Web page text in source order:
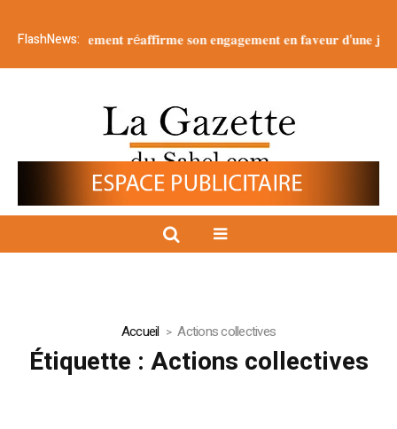
FlashNews:
g𝐨𝐮𝐯𝐞𝐫𝐧𝐞𝐦𝐞𝐧𝐭 𝐫é𝐚𝐟𝐟𝐢𝐫𝐦𝐞 𝐬𝐨𝐧 𝐞𝐧𝐠𝐚𝐠𝐞𝐦𝐞𝐧𝐭 𝐞𝐧 𝐟𝐚𝐯𝐞𝐮𝐫 𝐝’𝐮𝐧𝐞
Accueil Actions collectives
Étiquette : Actions collectives